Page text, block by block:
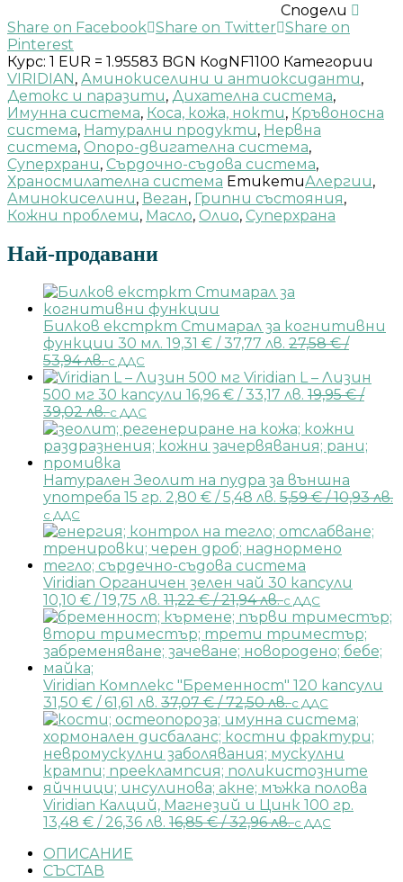
Сподели
Share on Facebook Share on Twitter Share on
Pinterest
Курс: 1 EUR = 1.95583 BGN КодNF1100 Категории
VIRIDIAN, Аминокиселини и антиоксиданти,
Детокс и паразити, Дихателна система,
Имунна система, Коса, кожа, нокти, Кръвоносна
система, Натурални продукти, Нервна
система, Опоро-двигателна система,
Суперхрани, Сърдочно-съдова система,
Храносмилателна система ЕтикетиАлергии,
Аминокиселини, Веган, Грипни състояния,
Кожни проблеми, Масло, Олио, Суперхрана
Най-продавани
Билков екстркт Стимарал за когнитивни
функции 30 мл. 19,31 € / 37,77 лв. 27,58€/
53,94 лв.с ДДС
Viridian L – Лизин
500 мг 30 капсули 16,96 € / 33,17 лв. 19,95€/
39,02 лв.с ДДС
Натурален Зеолит на пудра за външна
употреба 15 гр. 2,80 € / 5,48 лв. 5,59€/ 10,93 лв.
с ДДС
Viridian Органичен зелен чай 30 капсули
10,10 € / 19,75 лв. 11,22€/ 21,94 лв.с ДДС
Viridian Комплекс "Бременност" 120 капсули
31,50 € / 61,61 лв. 37,07€/ 72,50 лв.с ДДС
Viridian Калций, Магнезий и Цинк 100 гр.
13,48 € / 26,36 лв. 16,85€/ 32,96 лв.с ДДС
ОПИСАНИЕ
СЪСТАВ